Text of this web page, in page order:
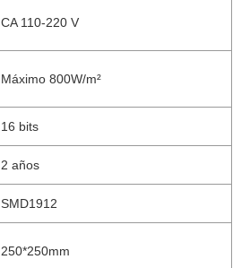
CA 110-220 V
Máximo 800W/m²
16 bits
2 años
SMD1912
250*250mm